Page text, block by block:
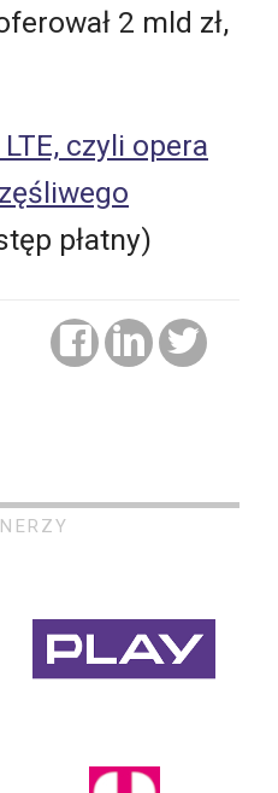
2 mld zł,
czyli opera
płatny)